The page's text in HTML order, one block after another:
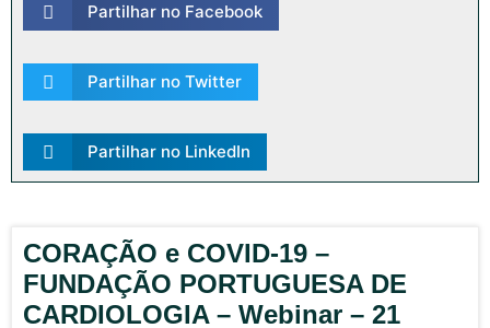
Partilhar no Facebook
Partilhar no Twitter
Partilhar no LinkedIn
CORAÇÃO e COVID-19 –
FUNDAÇÃO PORTUGUESA DE
CARDIOLOGIA – Webinar – 21